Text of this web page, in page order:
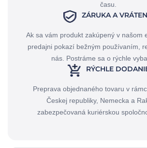
času.
ZÁRUKA A
Ak sa vám produkt zakúpený v našom
predajni pokazí bežným používaním,
nás. Postráme sa o rýchle
RÝCHLE
Preprava objednaného tovaru v
Českej republiky, Nemecka a
zabezpečovaná kuriérskou